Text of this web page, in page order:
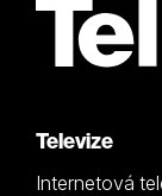
Televize
Internetová